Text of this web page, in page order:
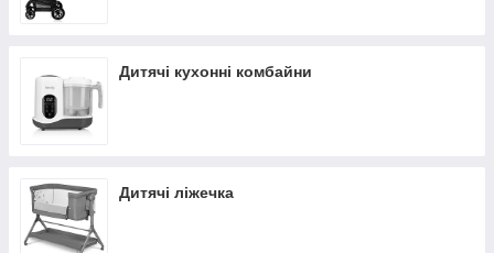
Дитячі кухонні комбайни
Дитячі ліжечка